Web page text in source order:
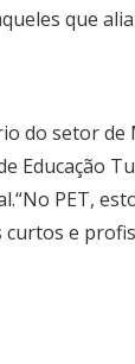
que
do setor
PET,
e